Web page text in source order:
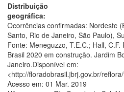
Distribuição
geográfica:
Ocorrências confirmadas: Nordeste
Santo, Rio de Janeiro, São Paulo),
Fonte: Meneguzzo, T.E.C.; Hall,
Brasil 2020 em construção. Jardim
Janeiro.Disponível em:
<http://floradobrasil.jbrj.gov.br/
Acesso em: 01 Mar. 2019